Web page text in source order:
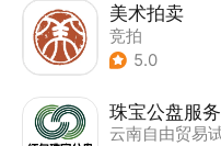
美术拍卖
竞拍
5.0
珠宝公盘服务